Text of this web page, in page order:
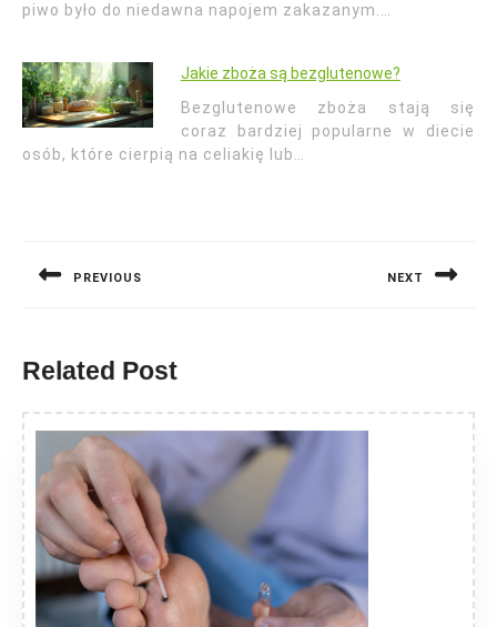
piwo było do niedawna napojem zakazanym.…
Jakie zboża są bezglutenowe?
Bezglutenowe zboża stają się
coraz bardziej popularne w diecie
osób, które cierpią na celiakię lub…
PREVIOUS NEXT
Related Post